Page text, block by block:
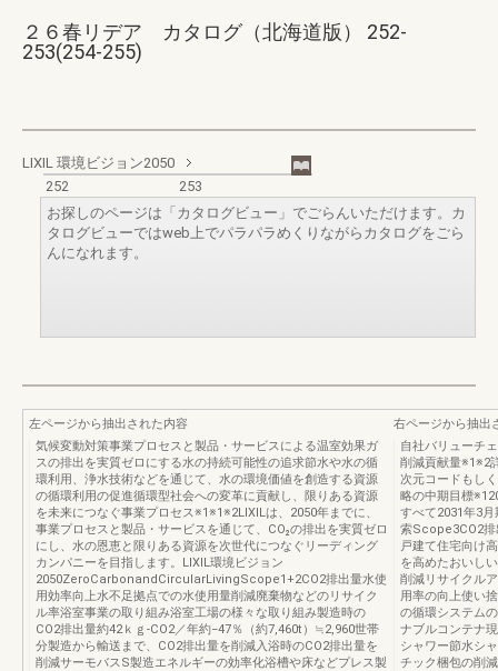
２６春リデア カタログ（北海道版） 252-
253(254-255)
LIXIL 環境ビジョン2050
252
253
お探しのページは「カタログビュー」でごらんいただけます。カ
タログビューではweb上でパラパラめくりながらカタログをごら
んになれます。
左ページから抽出された内容
気候変動対策事業プロセスと製品・サービスによる温室効果ガ
スの排出を実質ゼロにする水の持続可能性の追求節水や水の循
環利用、浄水技術などを通じて、水の環境価値を創造する資源
の循環利用の促進循環型社会への変革に貢献し、限りある資源
を未来につなぐ事業プロセス※1※1※2LIXILは、2050年までに、
事業プロセスと製品・サービスを通じて、CO₂の排出を実質ゼロ
にし、水の恩恵と限りある資源を次世代につなぐリーディング
カンパニーを目指します。LIXIL環境ビジョン
2050ZeroCarbonandCircularLivingScope1+2CO2排出量水使
用効率向上水不足拠点での水使用量削減廃棄物などのリサイク
ル率浴室事業の取り組み浴室工場の様々な取り組み製造時の
CO2排出量約42ｋｇ-CO2／年約−47％（約7,460t）≒2,960世帯
分製造から輸送まで、CO2排出量を削減入浴時のCO2排出量を
削減サーモバスS製造エネルギーの効率化浴槽や床などプレス製
右ページから抽出
自社バリューチ
削減貢献量※1※2
次元コードもし
略の中期目標
すべて2031年3
索Scope3CO2排
戸建て住宅向け
を高めたおいし
削減リサイクル
用率の向上使い
の循環システム
ナブルコンテナ
シャワー節水シ
チック梱包の削